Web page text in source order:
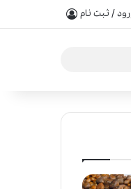
/ ثبت نام